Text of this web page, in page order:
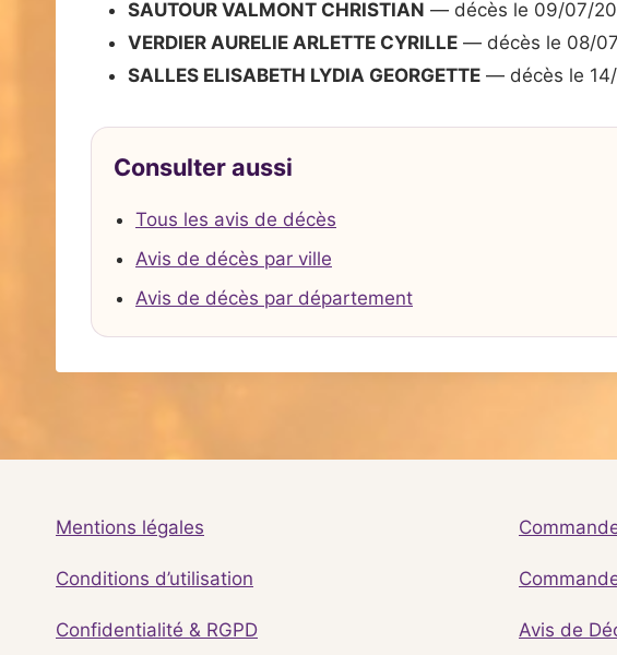
SAUTOUR VALMONT CHRISTIAN — décès le 09/07/
VERDIER AURELIE ARLETTE CYRILLE — décès le 08/
SALLES ELISABETH LYDIA GEORGETTE — décès le
Consulter aussi
Tous les avis de décès
Avis de décès par ville
Avis de décès par département
Mentions légales
Conditions d’utilisation
Confidentialité & RGPD Avis de